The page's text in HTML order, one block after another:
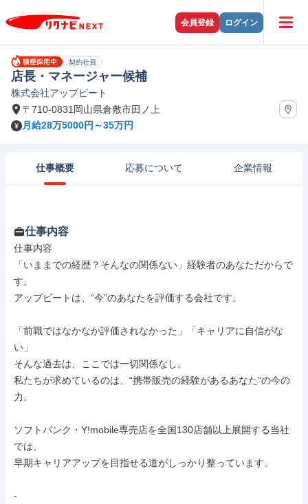
会員登録 ログイン
契約社員
店長・マネージャー候補
株式会社アップビート
〒710-0831岡山県倉敷市田ノ上
月給28万5000円～35万円
仕事概要 応募について 企業情報
仕事内容
仕事内容
「いままでの経歴？そんなの関係ない」経験者のあなただからで
す。
アップビートは、“今”のあなたを評価する会社です。
「前職ではなかなか評価されなかった」「キャリアに自信がな
い」
そんな過去は、ここでは一切関係なし。
私たちが求めているのは、“携帯販売の経験があるあなた”の今の
力。
ソフトバンク・Y!mobile専売店を全国130店舗以上展開する当社
では、
早期キャリアアップを目指せる道がしっかり整っています。
-